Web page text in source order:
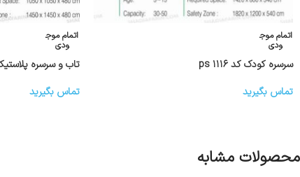
اتمام موج
ودی
سرسره کودک کد ps ۱۱۱۶
تماس بگیرید
اتمام موج
ودی
تاب و سرسره پلاستیکی
تماس بگیرید
محصولات مشابه